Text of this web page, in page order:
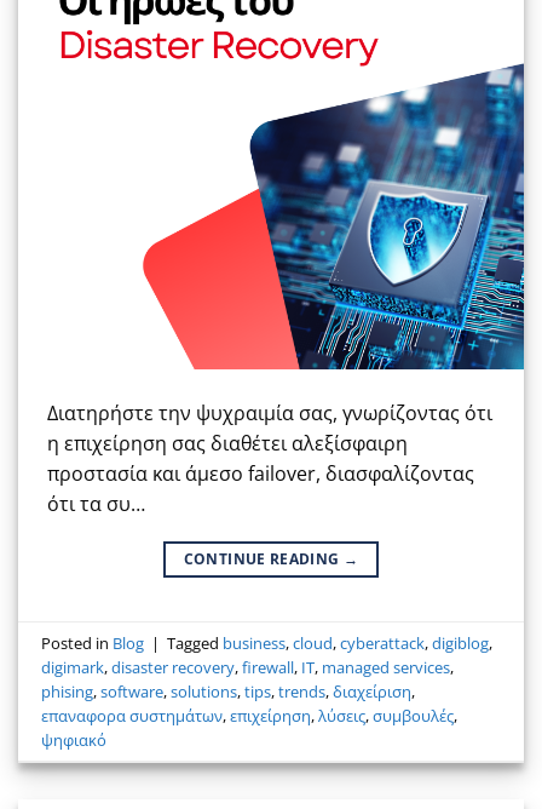
Διατηρήστε την ψυχραιμία σας, γνωρίζοντας ότι
η επιχείρηση σας διαθέτει αλεξίσφαιρη
προστασία και άμεσο failover, διασφαλίζοντας
ότι τα συ…
CONTINUE READING →
Posted in Blog | Tagged business,cloud,cyberattack,digiblog,
digimark,disaster recovery,firewall, IT, managed services,
phising,software,solutions,tips,trends,διαχείριση,
επαναφορα συστημάτων,επιχείρηση,λύσεις,συμβουλές,
ψηφιακό